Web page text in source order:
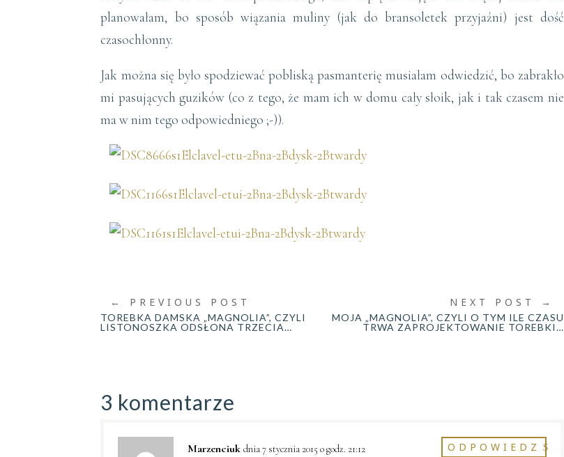
planowałam, bo sposób wiązania muliny (jak do bransoletek przyjaźni) jest dość
czasochłonny.
Jak można się było spodziewać pobliską pasmanterię musiałam odwiedzić, bo zabrakło
mi pasujących guzików (co z tego, że mam ich w domu cały słoik, jak i tak czasem nie
ma w nim tego odpowiedniego ;-)).
← PREVIOUS POST
TOREBKA DAMSKA „MAGNOLIA”, CZYLI
LISTONOSZKA ODSŁONA TRZECIA…
NEXT POST →
MOJA „MAGNOLIA”, CZYLI O TYM ILE CZASU
TRWA ZAPROJEKTOWANIE TOREBKI…
3 komentarze
Marzenciuk dnia 7 stycznia 2015 o godz. 21:12 ODPOWIEDZ